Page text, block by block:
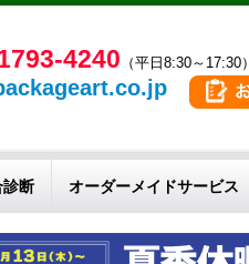
4240 （平日8:30～17:30）
診断 オーダーメイドサービス